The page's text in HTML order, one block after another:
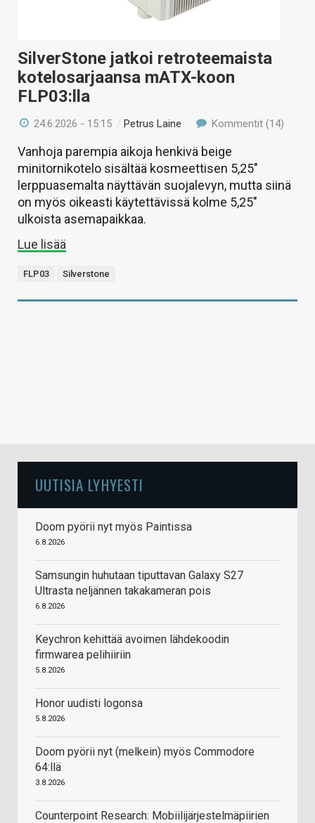
SilverStone jatkoi retroteemaista
kotelosarjaansa mATX-koon
FLP03:lla
24.6.2026 - 15:15 /Petrus Laine Kommentit (14)
Vanhoja parempia aikoja henkivä beige
minitornikotelo sisältää kosmeettisen 5,25″
lerppuasemalta näyttävän suojalevyn, mutta siinä
on myös oikeasti käytettävissä kolme 5,25″
ulkoista asemapaikkaa.
Lue lisää
FLP03 Silverstone
UUTISIA LYHYESTI
Doom pyörii nyt myös Paintissa
6.8.2026
Samsungin huhutaan tiputtavan Galaxy S27
Ultrasta neljännen takakameran pois
6.8.2026
Keychron kehittää avoimen lähdekoodin
firmwarea pelihiiriin
5.8.2026
Honor uudisti logonsa
5.8.2026
Doom pyörii nyt (melkein) myös Commodore
64:llä
3.8.2026
Counterpoint Research: Mobiilijärjestelmäpiirien